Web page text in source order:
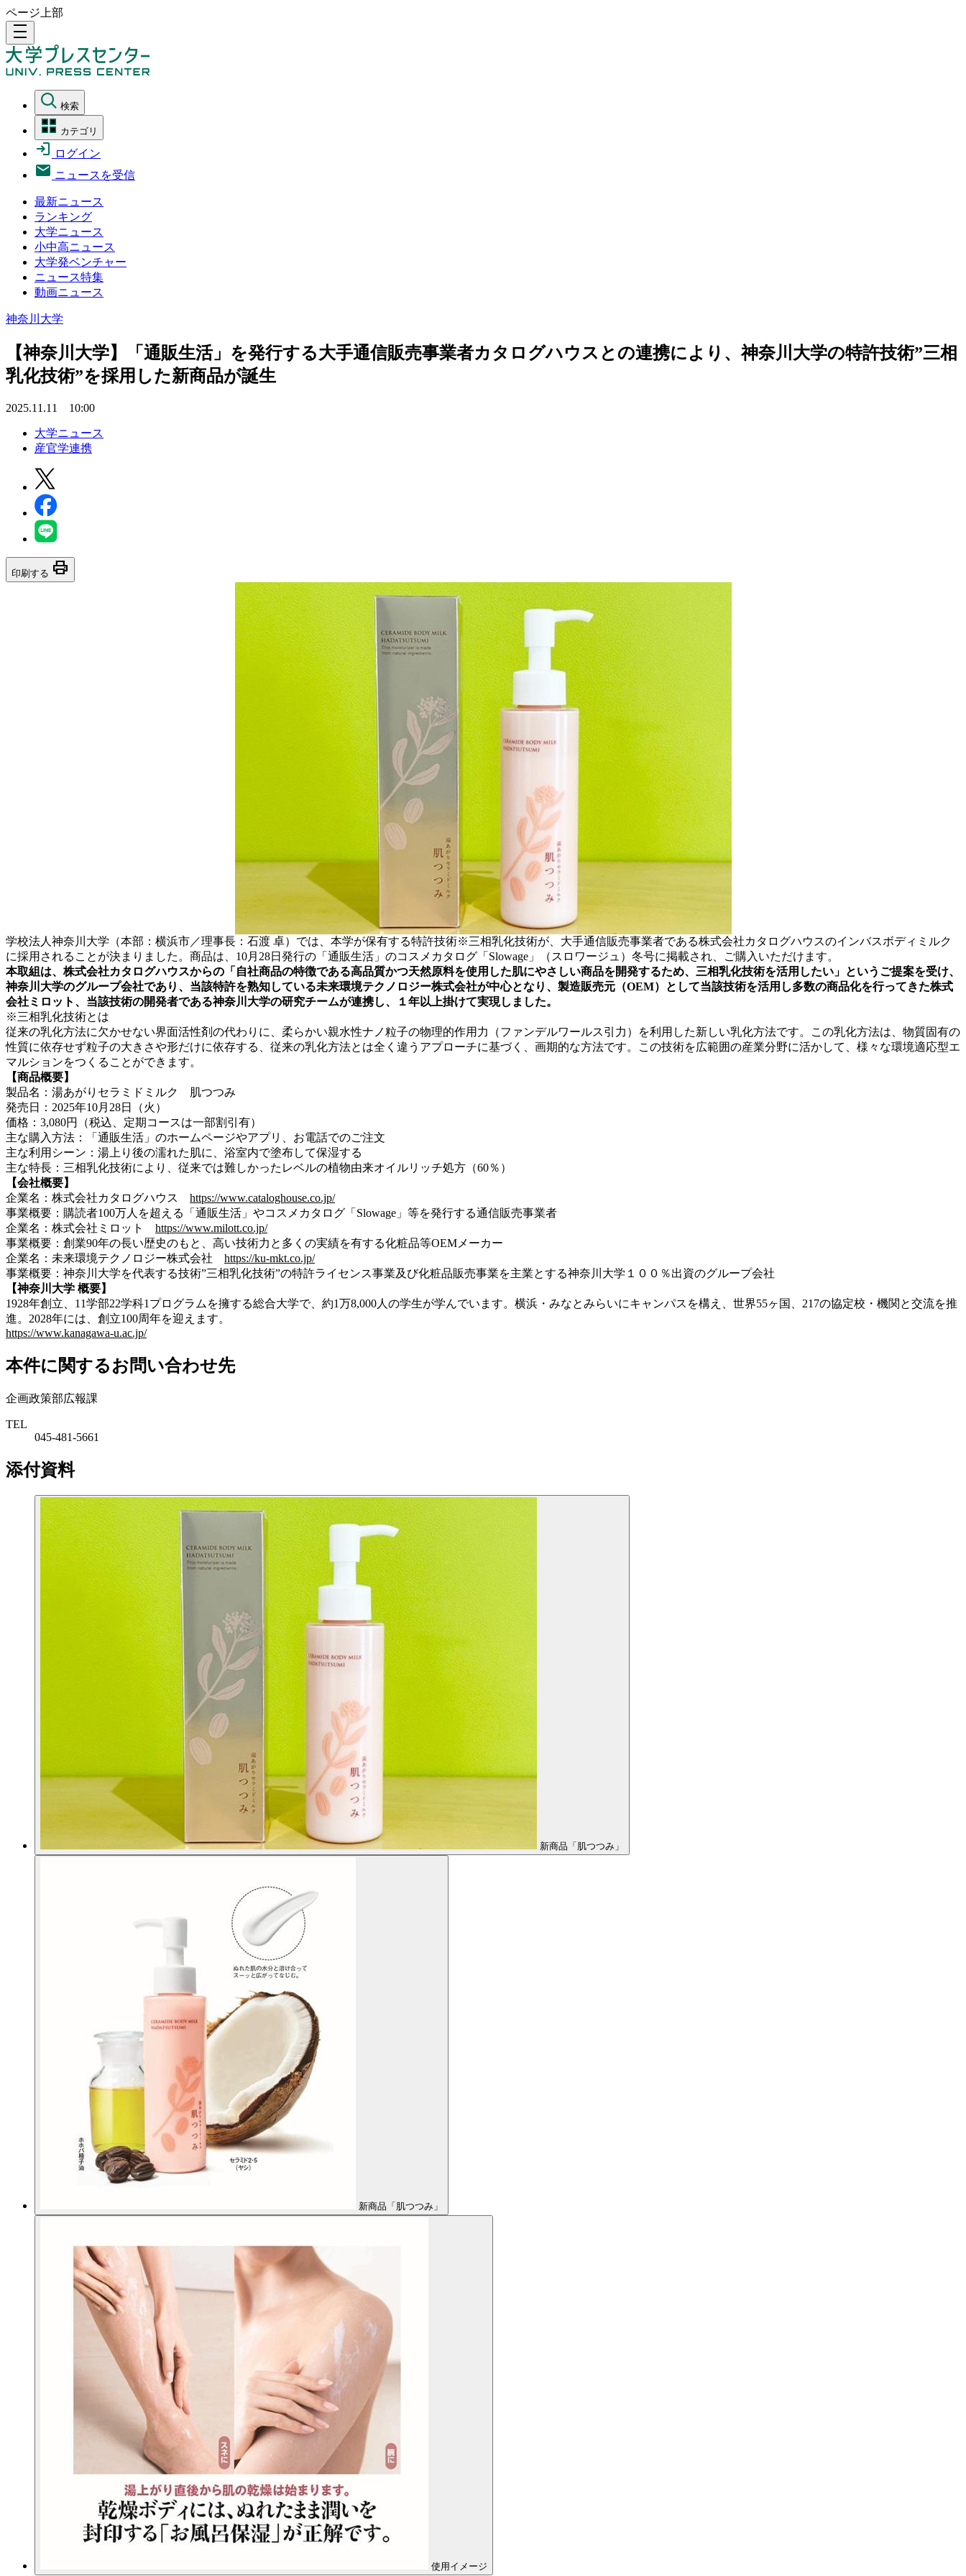
ページ上部
density_medium
検索
カテゴリ
ログイン
ニュースを受信
最新ニュース
ランキング
大学ニュース
小中高ニュース
大学発ベンチャー
ニュース特集
動画ニュース
神奈川大学
【神奈川大学】「通販生活」を発行する大手通信販売事業者カタログハウスとの連携により、神奈川大学の特許技術”三相
乳化技術”を採用した新商品が誕生
2025.11.11 10:00
大学ニュース
産官学連携
印刷する print
学校法人神奈川大学（本部：横浜市／理事長：石渡 卓）では、本学が保有する特許技術※三相乳化技術が、大手通信販売事業者である株式会社カタログハウスのインバスボディミルク
に採用されることが決まりました。商品は、10月28日発行の「通販生活」のコスメカタログ「Slowage」（スロワージュ）冬号に掲載され、ご購入いただけます。
本取組は、株式会社カタログハウスからの「自社商品の特徴である高品質かつ天然原料を使用した肌にやさしい商品を開発するため、三相乳化技術を活用したい」というご提案を受け、
神奈川大学のグループ会社であり、当該特許を熟知している未来環境テクノロジー株式会社が中心となり、製造販売元（OEM）として当該技術を活用し多数の商品化を行ってきた株式
会社ミロット、当該技術の開発者である神奈川大学の研究チームが連携し、１年以上掛けて実現しました。
※三相乳化技術とは
従来の乳化方法に欠かせない界面活性剤の代わりに、柔らかい親水性ナノ粒子の物理的作用力（ファンデルワールス引力）を利用した新しい乳化方法です。この乳化方法は、物質固有の
性質に依存せず粒子の大きさや形だけに依存する、従来の乳化方法とは全く違うアプローチに基づく、画期的な方法です。この技術を広範囲の産業分野に活かして、様々な環境適応型エ
マルションをつくることができます。
【商品概要】
製品名：湯あがりセラミドミルク 肌つつみ
発売日：2025年10月28日（火）
価格：3,080円（税込、定期コースは一部割引有）
主な購入方法：「通販生活」のホームページやアプリ、お電話でのご注文
主な利用シーン：湯上り後の濡れた肌に、浴室内で塗布して保湿する
主な特長：三相乳化技術により、従来では難しかったレベルの植物由来オイルリッチ処方（60％）
【会社概要】
企業名：株式会社カタログハウス https://www.cataloghouse.co.jp/
事業概要：購読者100万人を超える「通販生活」やコスメカタログ「Slowage」等を発行する通信販売事業者
企業名：株式会社ミロット https://www.milott.co.jp/
事業概要：創業90年の長い歴史のもと、高い技術力と多くの実績を有する化粧品等OEMメーカー
企業名：未来環境テクノロジー株式会社 https://ku-mkt.co.jp/
事業概要：神奈川大学を代表する技術”三相乳化技術”の特許ライセンス事業及び化粧品販売事業を主業とする神奈川大学１００％出資のグループ会社
【神奈川大学 概要】
1928年創立、11学部22学科1プログラムを擁する総合大学で、約1万8,000人の学生が学んでいます。横浜・みなとみらいにキャンパスを構え、世界55ヶ国、217の協定校・機関と交流を推
進。2028年には、創立100周年を迎えます。
https://www.kanagawa-u.ac.jp/
本件に関するお問い合わせ先
企画政策部広報課
TEL
045-481-5661
添付資料
新商品「肌つつみ」
新商品「肌つつみ」
使用イメージ